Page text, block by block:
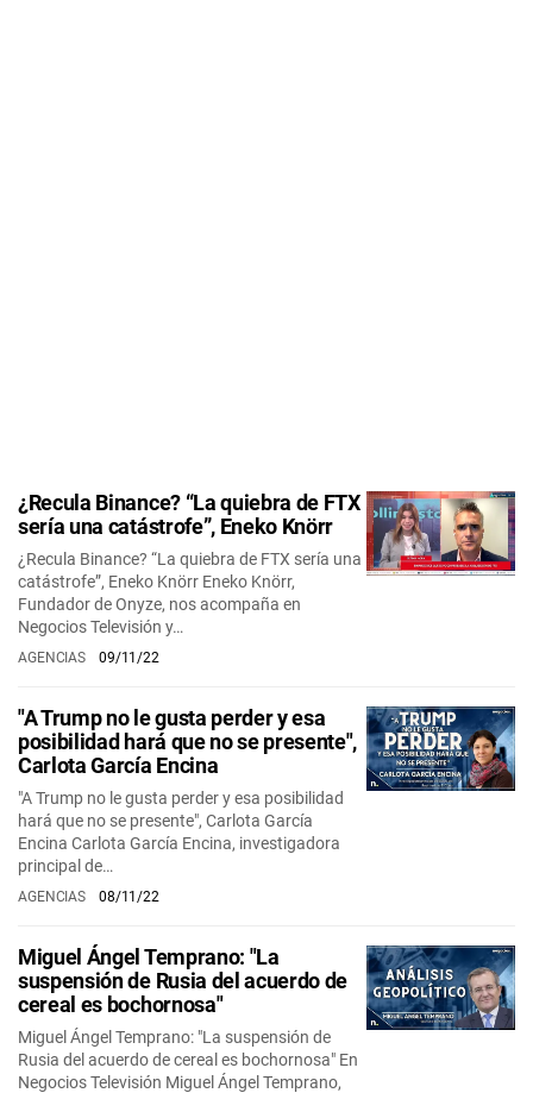
¿Recula Binance? “La quiebra de FTX
sería una catástrofe”, Eneko Knörr
¿Recula Binance? “La quiebra de FTX sería una
catástrofe”, Eneko Knörr Eneko Knörr,
Fundador de Onyze, nos acompaña en
Negocios Televisión y…
AGENCIAS 09/11/22
"A Trump no le gusta perder y esa
posibilidad hará que no se presente",
Carlota García Encina
"A Trump no le gusta perder y esa posibilidad
hará que no se presente", Carlota García
Encina Carlota García Encina, investigadora
principal de…
AGENCIAS 08/11/22
Miguel Ángel Temprano: "La
suspensión de Rusia del acuerdo de
cereal es bochornosa"
Miguel Ángel Temprano: "La suspensión de
Rusia del acuerdo de cereal es bochornosa" En
Negocios Televisión Miguel Ángel Temprano,